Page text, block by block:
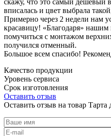
вписалась и цвет выбрала
Примерно через 2 недели нам
красавицу! «Благодаря»
помучиться с монтажом
получился отменный.
Большое всем спасибо!
Качество продукции
Уровень сервиса
Срок изготовления
Оставить отзыв
Оставить отзыв на товар Тарта